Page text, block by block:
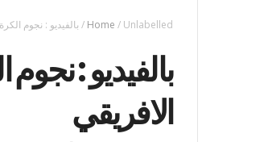
Home / Unlabelled
/ بالفيديو : نجوم
بالفيديو :
الافريقي